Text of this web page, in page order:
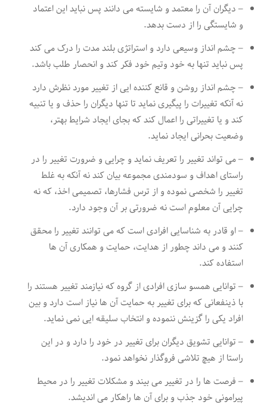
– دیگران آن را معتمد و شایسته می دانند پس نباید این اعتماد
و شایستگی را از دست بدهد.
– چشم انداز وسیعی دارد و استراتژی بلند مدت را درک می کند
پس نباید تنها به خود وتیم خود فکر کند و انحصار طلب باشد.
– چشم انداز روشن و قانع کننده ایی از تغییر مورد نظرش دارد
نه آنکه تغییرات را پیگیری نماید تا تنها دیگران را حذف و یا تنبیه
کند و یا تغییراتی را اعمال کند که بجای ایجاد شرایط بهتر،
وضعیت بحرانی ایجاد نماید.
– می تواند تغییر را تعریف نماید و چرایی و ضرورت تغییر را در
راستای اهداف و سودمندی مجموعه بیان کند نه آنکه به غلط
تغییر را شخصی نموده و از ترس فشارها، تصمیمی اخذ، که نه
چرایی آن معلوم است نه ضرورتی بر آن وجود دارد.
– او قادر به شناسایی افرادی است که می توانند تغییر را محقق
کنند و می داند چطور از هدایت، حمایت و همکاری آن ها
استفاده کند.
– توانایی همسو سازی افرادی از گروه که نیازمند تغییر هستند را
با ذینفعانی که برای تغییر به حمایت آن ها نیاز است دارد و بین
افراد یکی را گزینش ننموده و انتخاب سلیقه ایی نمی نماید.
– توانایی تشویق دیگران برای تغییر در خود را دارد و در این
راستا از هیچ تلاشی فروگذار نخواهد نمود.
– فرصت ها را در تغییر می بیند و مشکلات تغییر را در محیط
پیرامونی خود جذب و برای آن ها راهکار می اندیشد.